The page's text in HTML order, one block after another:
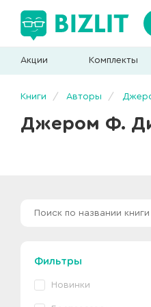
Акции Комплекты
Книги Авторы
Джером Ф.
Фильтры
Новинки